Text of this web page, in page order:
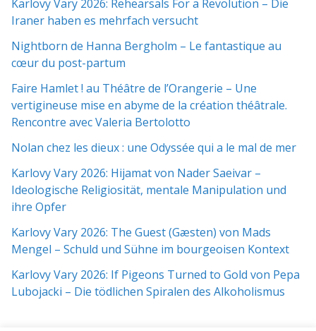
Karlovy Vary 2026: Rehearsals For a Revolution – Die
Iraner haben es mehrfach versucht
Nightborn de Hanna Bergholm – Le fantastique au
cœur du post-partum
Faire Hamlet ! au Théâtre de l’Orangerie – Une
vertigineuse mise en abyme de la création théâtrale.
Rencontre avec Valeria Bertolotto
Nolan chez les dieux : une Odyssée qui a le mal de mer
Karlovy Vary 2026: Hijamat von Nader Saeivar​​ –
Ideologische Religiosität, mentale Manipulation und
ihre Opfer
Karlovy Vary 2026: The Guest (Gæsten) von Mads
Mengel – Schuld und Sühne im bourgeoisen Kontext
Karlovy Vary 2026: If Pigeons Turned to Gold von Pepa
Lubojacki – Die tödlichen Spiralen des Alkoholismus